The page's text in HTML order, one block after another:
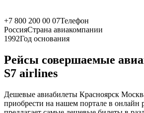
+7 800 200 00 07Телефон
РоссияСтрана авиакомпании
1992Год основания
Рейсы совершаемые
S7 airlines
Дешевые авиабилеты Красноярск
приобрести на нашем портале в онлайн